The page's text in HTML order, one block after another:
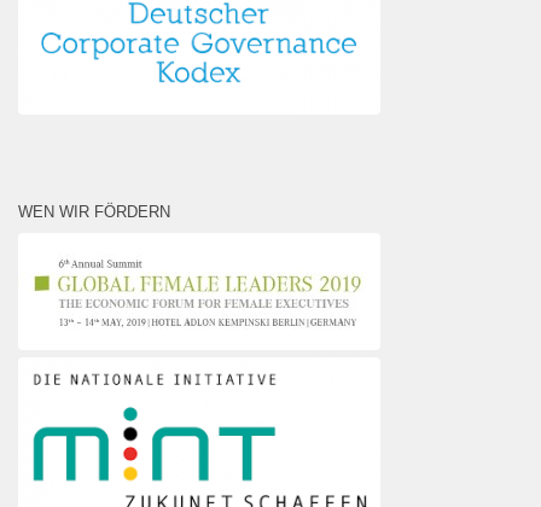
WEN WIR FÖRDERN